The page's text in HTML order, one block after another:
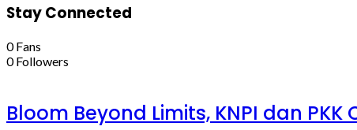
Stay Connected
0 Fans
0 Followers
Bloom Beyond Limits, KNPI dan